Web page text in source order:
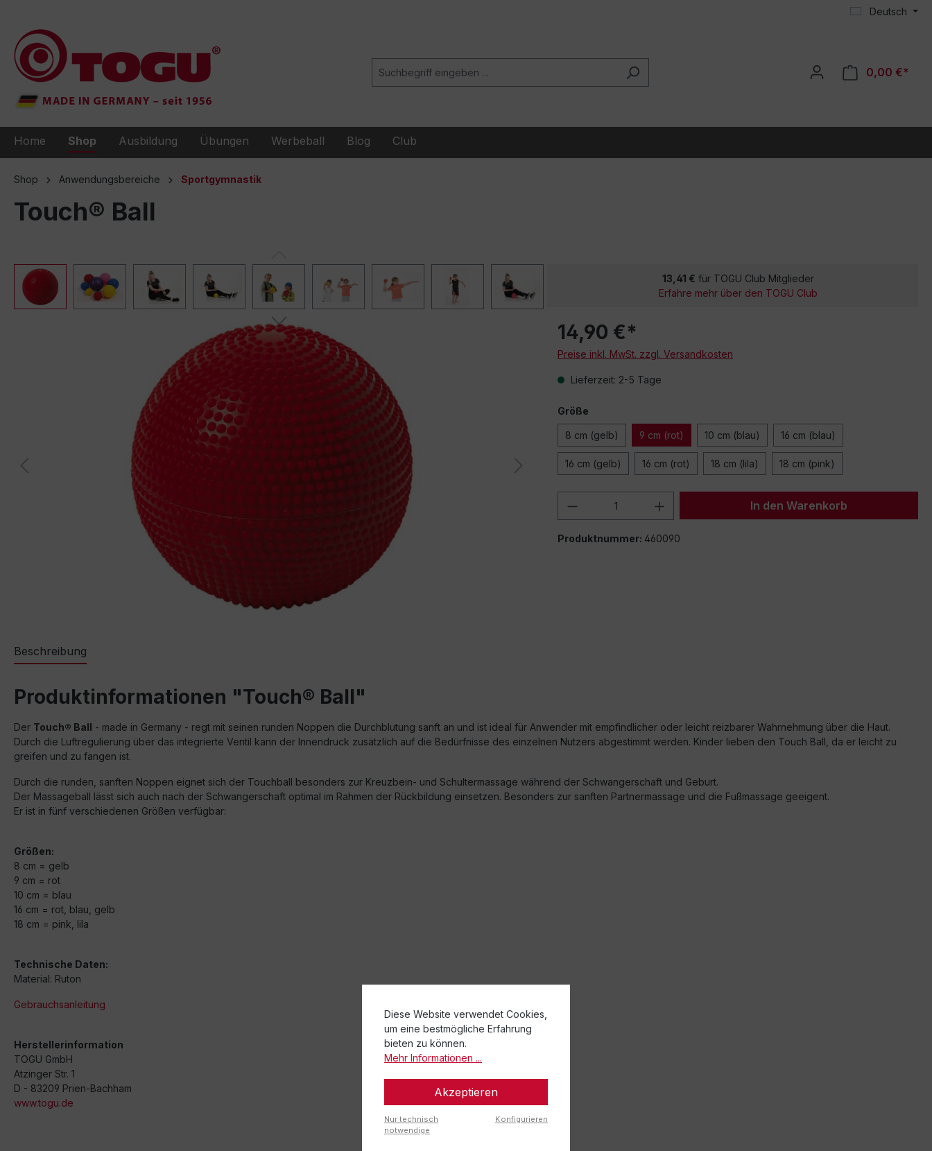
Deutsch
0,00 €*
Home Shop Ausbildung Übungen Werbeball Blog Club
Shop Anwendungsbereiche Sportgymnastik
Touch® Ball
13,41 € für TOGU Club Mitglieder
Erfahre mehr über den TOGU Club
14,90 €*
Preise inkl. MwSt. zzgl. Versandkosten
Lieferzeit: 2-5 Tage
Größe
8 cm (gelb) 9 cm (rot) 10 cm (blau) 16 cm (blau)
16 cm (gelb) 16 cm (rot) 18 cm (lila) 18 cm (pink)
Produkt Anzahl: Gib den gewünschten Wert
In den Warenkorb
Produktnummer: 460090
Beschreibung
Produktinformationen "Touch® Ball"
Der Touch® Ball - made in Germany - regt mit seinen runden Noppen die Durchblutung sanft an und ist ideal für Anwender mit empfindlicher oder leicht reizbarer Wahrnehmung über die Haut.
Durch die Luftregulierung über das integrierte Ventil kann der Innendruck zusätzlich auf die Bedürfnisse des einzelnen Nutzers abgestimmt werden. Kinder lieben den Touch Ball, da er leicht zu
greifen und zu fangen ist.
Durch die runden, sanften Noppen eignet sich der Touchball besonders zur Kreuzbein- und Schultermassage während der Schwangerschaft und Geburt.
Der Massageball lässt sich auch nach der Schwangerschaft optimal im Rahmen der Rückbildung einsetzen. Besonders zur sanften Partnermassage und die Fußmassage geeigent.
Er ist in fünf verschiedenen Größen verfügbar:
Größen:
8 cm = gelb
9 cm = rot
10 cm = blau
16 cm = rot, blau, gelb
18 cm = pink, lila
Technische Daten:
Material: Ruton
Gebrauchsanleitung
Herstellerinformation
TOGU GmbH
Atzinger Str. 1
D - 83209 Prien-Bachham
www.togu.de
Diese Website verwendet Cookies,
um eine bestmögliche Erfahrung
bieten zu können.
Mehr Informationen ...
Akzeptieren
Nur technisch
notwendige
Konfigurieren